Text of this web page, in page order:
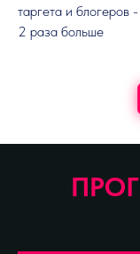
таргета и блогеров
2 раза больше